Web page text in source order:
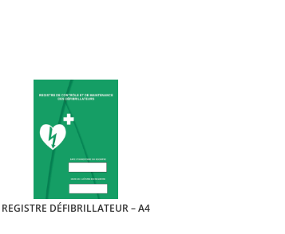
REGISTRE DÉFIBRILLATEUR – A4